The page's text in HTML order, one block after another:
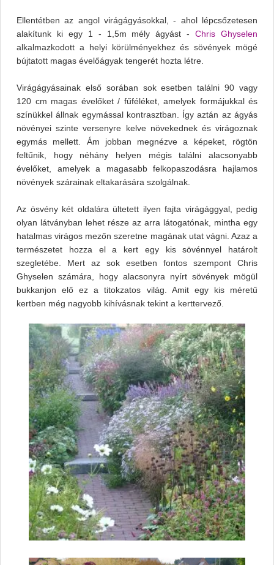
Ellentétben az angol virágágyásokkal, - ahol lépcsőzetesen
alakítunk ki egy 1 - 1,5m mély ágyást -Chris Ghyselen
alkalmazkodott a helyi körülményekhez és sövények mögé
bújtatott magas évelőágyak tengerét hozta létre.
Virágágyásainak első sorában sok esetben találni 90 vagy
120 cm magas évelőket / fűféléket, amelyek formájukkal és
színükkel állnak egymással kontrasztban. Így aztán az ágyás
növényei szinte versenyre kelve növekednek és virágoznak
egymás mellett. Ám jobban megnézve a képeket, rögtön
feltűnik, hogy néhány helyen mégis találni alacsonyabb
évelőket, amelyek a magasabb felkopaszodásra hajlamos
növények szárainak eltakarására szolgálnak.
Az ösvény két oldalára ültetett ilyen fajta virágággyal, pedig
olyan látványban lehet része az arra látogatónak, mintha egy
hatalmas virágos mezőn szeretne magának utat vágni. Azaz a
természetet hozza el a kert egy kis sövénnyel határolt
szegletébe. Mert az sok esetben fontos szempont Chris
Ghyselen számára, hogy alacsonyra nyírt sövények mögül
bukkanjon elő ez a titokzatos világ. Amit egy kis méretű
kertben még nagyobb kihívásnak tekint a kerttervező.